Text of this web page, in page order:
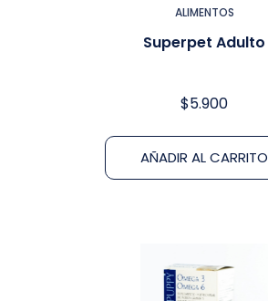
ALIMENTOS
Superpet Adulto
$5.900
AÑADIR AL CARRITO